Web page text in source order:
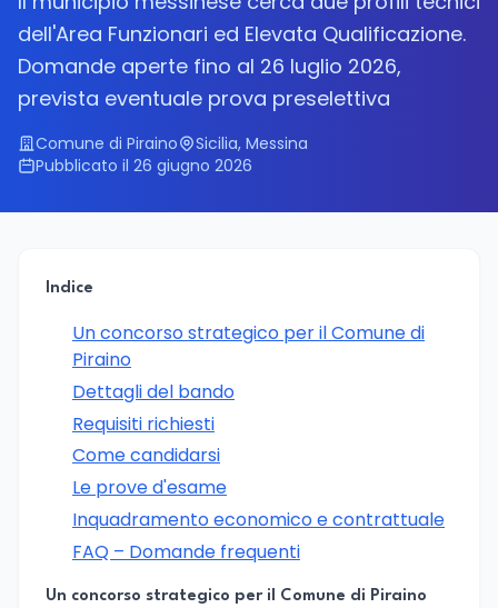
dell'Area Funzionari ed Elevata Qualificazione.
Domande aperte fino al 26 luglio 2026,
prevista eventuale prova preselettiva
Comune di Piraino
Sicilia, Messina
Pubblicato il 26 giugno 2026
Indice
Un concorso strategico per il Comune di
Piraino
Dettagli del bando
Requisiti richiesti
Come candidarsi
Le prove d'esame
Inquadramento economico e contrattuale
FAQ – Domande frequenti
Un concorso strategico per il Comune di Piraino